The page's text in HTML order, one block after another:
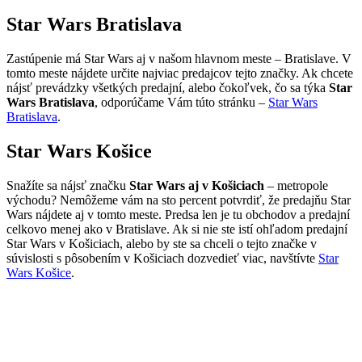
Star Wars Bratislava
Zastúpenie má Star Wars aj v našom hlavnom meste – Bratislave. V
tomto meste nájdete určite najviac predajcov tejto značky. Ak chcete
nájsť prevádzky všetkých predajní, alebo čokoľvek, čo sa týka Star
Wars Bratislava, odporúčame Vám túto stránku – Star Wars
Bratislava.
Star Wars Košice
Snažíte sa nájsť značku Star Wars aj v Košiciach – metropole
východu? Nemôžeme vám na sto percent potvrdiť, že predajňu Star
Wars nájdete aj v tomto meste. Predsa len je tu obchodov a predajní
celkovo menej ako v Bratislave. Ak si nie ste istí ohľadom predajní
Star Wars v Košiciach, alebo by ste sa chceli o tejto značke v
súvislosti s pôsobením v Košiciach dozvedieť viac, navštívte Star
Wars Košice.